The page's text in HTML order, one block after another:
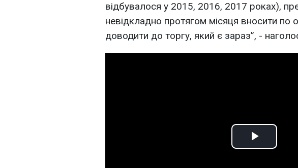
відбувалося у 2015, 2016, 2017 роках),
невідкладно протягом місяця вносити по
доводити до торгу, який є зараз”, -
Play